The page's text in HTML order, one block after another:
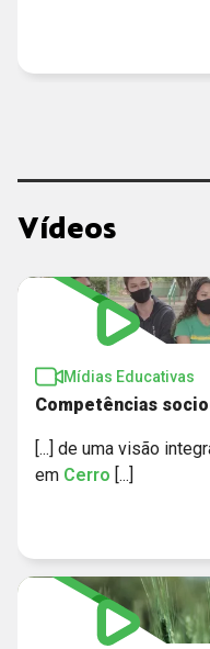
Vídeos
Mídias Educativas
Competências
[...] de uma visão
em Cerro [...]